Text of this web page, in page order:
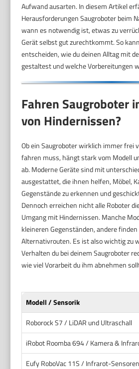
Aufwand ausarten. In diesem Artikel
Herausforderungen Saugroboter beim
wann es notwendig ist, etwas zu
Gerät selbst gut zurechtkommt. So
entscheiden, wie du deinen Alltag mit
gestaltest und welche Vorbereitungen
Fahren Saugroboter
von Hindernissen?
Ob ein Saugroboter wirklich immer frei
fahren muss, hängt stark vom Modell
ab. Moderne Geräte sind mit
ausgestattet, die ihnen helfen, Möbel,
Gegenstände zu erkennen und
Dennoch erreichen nicht alle Roboter
Umgang mit Hindernissen. Manche
kleineren Gegenständen, andere
Alternativrouten. Es ist also wichtig zu
Verhalten du bei deinem Saugroboter
wie viel Vorarbeit du ihm abnehmen
Modell / Sensorik
Roborock S7 / LiDAR und Ultraschall
iRobot Roomba 694 / Kamera &
Eufy RoboVac 11S / Infrarot-Sensoren